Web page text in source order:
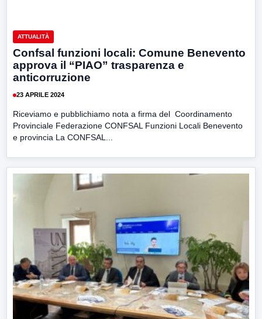
ATTUALITÀ
Confsal funzioni locali: Comune Benevento
approva il “PIAO” trasparenza e
anticorruzione
23 APRILE 2024
Riceviamo e pubblichiamo nota a firma del Coordinamento
Provinciale Federazione CONFSAL Funzioni Locali Benevento
e provincia La CONFSAL...